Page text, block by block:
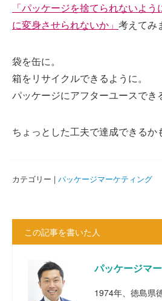
「パッケージを捨てられないよ
に変身させられないか」 考えてみ
袋を缶に。
箱をリサイクルできるように。
パッケージにアフターユースでき
ちょっとした工夫で達成できるか
カテゴリー | パッケージマーケティング
この記事を書いた人
パッケージマ
1974年、徳島県